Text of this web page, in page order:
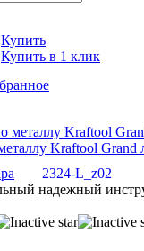
Купить
Купить в 1 клик
Kraftool Grand
2324-L_z02
надежный